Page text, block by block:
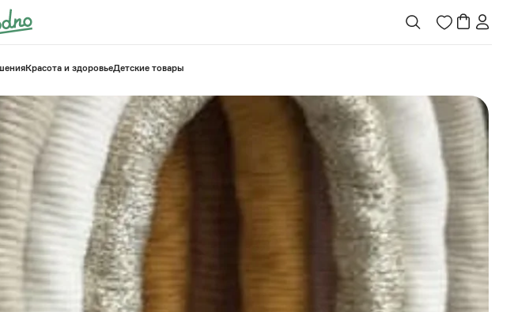
Красота и здоровье⁠Детские товары